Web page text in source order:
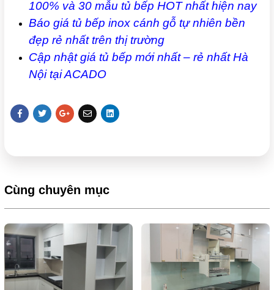
100% và 30 mẫu tủ bếp HOT nhất hiện nay
Báo giá tủ bếp inox cánh gỗ tự nhiên bền
đẹp rẻ nhất trên thị trường
Cập nhật giá tủ bếp mới nhất – rẻ nhất Hà
Nội tại ACADO
Cùng chuyên mục